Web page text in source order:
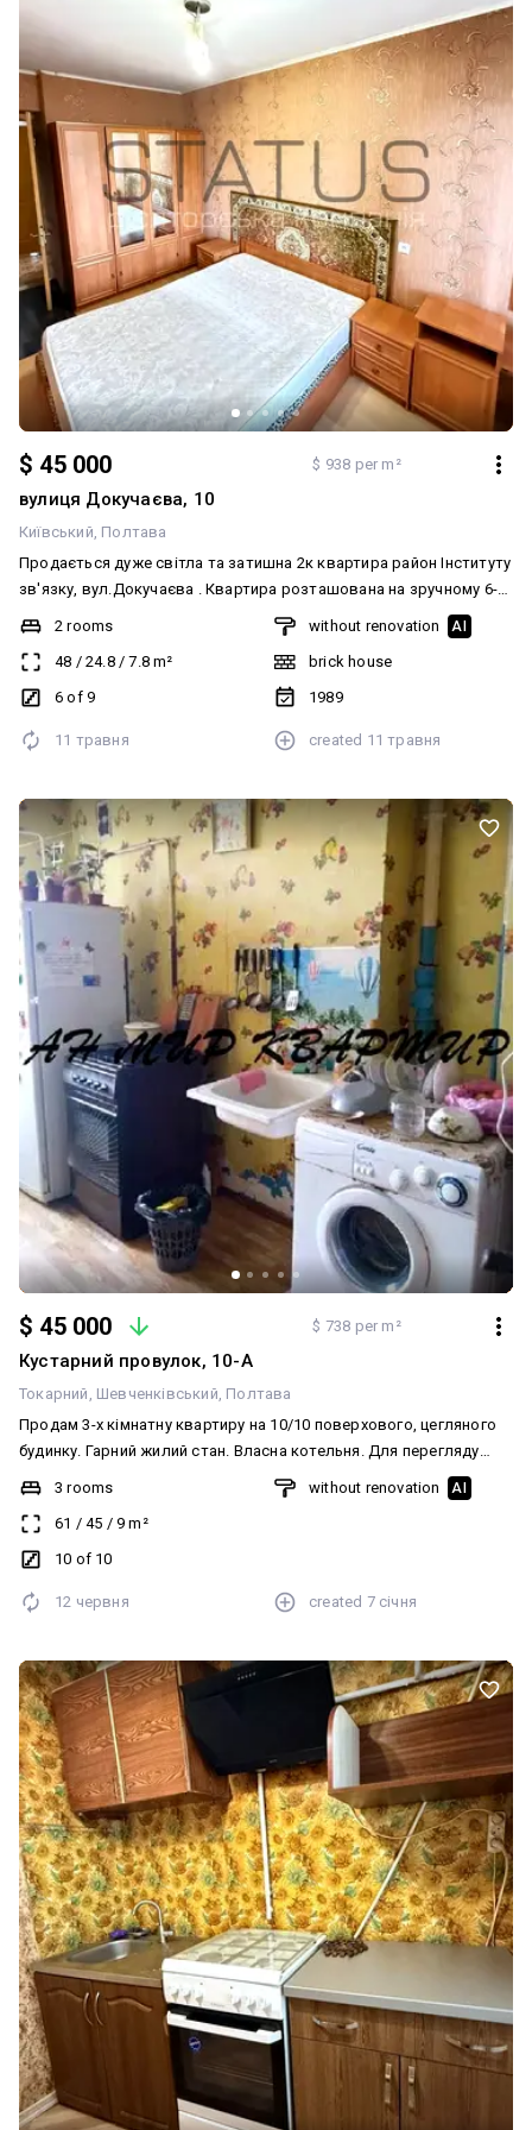
$ 45 000 $ 938 per m²
вулиця Докучаєва, 10
Київський Полтава
Продається дуже світла та затишна 2к квартира район Інституту
зв'язку, вул.Докучаєва . Квартира розташована на зручному 6-
му поверсі в 9-ти поверховому цегляному будинку. Квартира не
, велика кухня, коридор балкон. Меблі та техніка залишаються. У
власності більше 3-х років. Зручне розташування будинку, поруч
2 rooms
48 / 24.8/7.8m²
6 of 9
without renovation AI
brick house
1989
11 травня created 11 травня
$ 45 000 $ 738 per m²
Кустарний провулок, 10-А
Токарний Шевченківський Полтава
Продам 3-х кімнатну квартиру на 10/10 поверхового, цегляного
будинку. Гарний жилий стан. Власна котельня. Для перегляду
телефонуйте! Код 23757
3 rooms
61 / 45 / 9 m²
10 of 10
without renovation AI
12 червня created 7 січня